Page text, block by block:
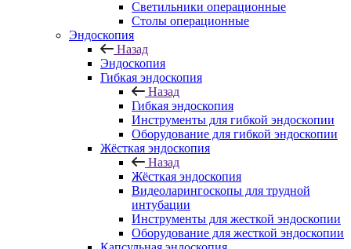
Светильники операционные
Столы операционные
Эндоскопия
Назад
Эндоскопия
Гибкая эндоскопия
Назад
Гибкая эндоскопия
Инструменты для гибкой эндоскопии
Оборудование для гибкой эндоскопии
Жёсткая эндоскопия
Назад
Жёсткая эндоскопия
Видеоларингоскопы для трудной
интубации
Инструменты для жесткой эндоскопии
Оборудование для жесткой эндоскопии